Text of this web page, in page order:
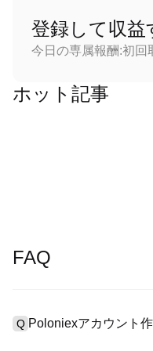
登録して収益
今日の専属報酬:初回
ホット記事
FAQ
Q Poloniexアカウント